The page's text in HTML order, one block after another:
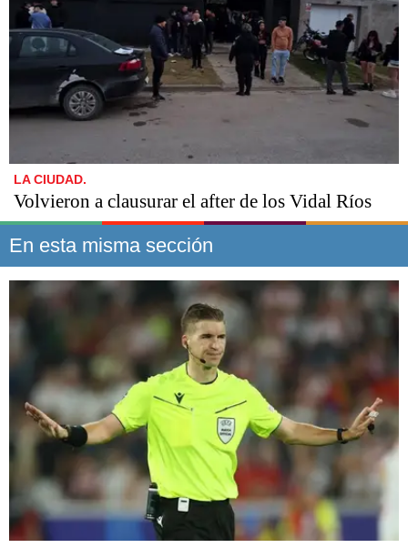
LA CIUDAD.
Volvieron a clausurar el after de los Vidal Ríos
En esta misma sección